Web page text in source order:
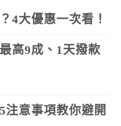
4大優惠一次看！
高9成、1天撥款
注意事項教你避開